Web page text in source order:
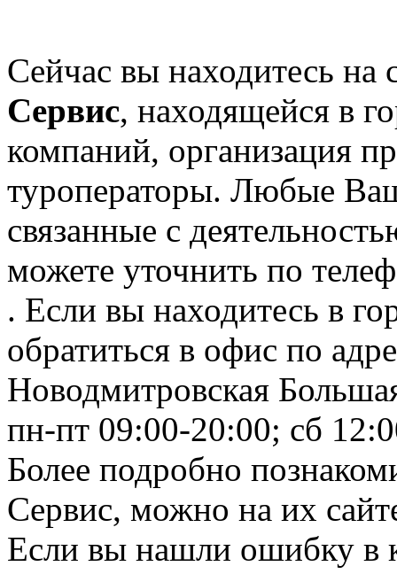
Сейчас вы находитесь на
Сервис, находящейся в
компаний, организация
туроператоры. Любые
связанные с
можете уточнить по
. Если вы находитесь в
обратиться в офис по
Новодмитровская
пн-пт 09:00-20:00; сб
Более подробно
Сервис, можно на их
Если вы нашли ошибку в